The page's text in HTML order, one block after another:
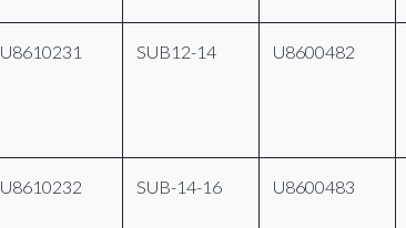
U8610231 SUB12-14 U8600482
U8610232 SUB-14-16 U8600483